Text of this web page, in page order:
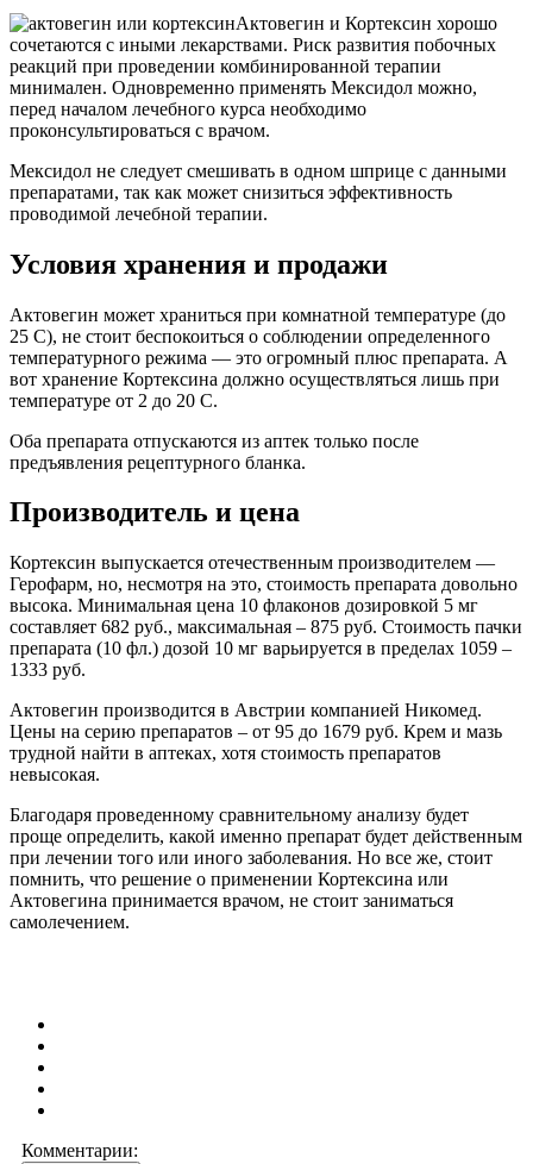
Актовегин и Кортексин хорошо
сочетаются с иными лекарствами. Риск развития побочных
реакций при проведении комбинированной терапии
минимален. Одновременно применять Мексидол можно,
перед началом лечебного курса необходимо
проконсультироваться с врачом.
Мексидол не следует смешивать в одном шприце с данными
препаратами, так как может снизиться эффективность
проводимой лечебной терапии.
Условия хранения и продажи
Актовегин может храниться при комнатной температуре (до
25 С), не стоит беспокоиться о соблюдении определенного
температурного режима — это огромный плюс препарата. А
вот хранение Кортексина должно осуществляться лишь при
температуре от 2 до 20 С.
Оба препарата отпускаются из аптек только после
предъявления рецептурного бланка.
Производитель и цена
Кортексин выпускается отечественным производителем —
Герофарм, но, несмотря на это, стоимость препарата довольно
высока. Минимальная цена 10 флаконов дозировкой 5 мг
составляет 682 руб., максимальная – 875 руб. Стоимость пачки
препарата (10 фл.) дозой 10 мг варьируется в пределах 1059 –
1333 руб.
Актовегин производится в Австрии компанией Никомед.
Цены на серию препаратов – от 95 до 1679 руб. Крем и мазь
трудной найти в аптеках, хотя стоимость препаратов
невысокая.
Благодаря проведенному сравнительному анализу будет
проще определить, какой именно препарат будет действенным
при лечении того или иного заболевания. Но все же, стоит
помнить, что решение о применении Кортексина или
Актовегина принимается врачом, не стоит заниматься
самолечением.
Комментарии: